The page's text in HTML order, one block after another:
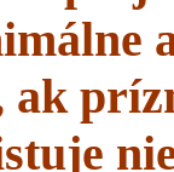
ak